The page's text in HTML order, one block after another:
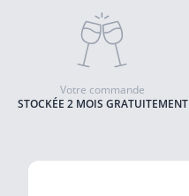
STOCKÉE 2 MOIS GRATUITEMENT
Votre commande